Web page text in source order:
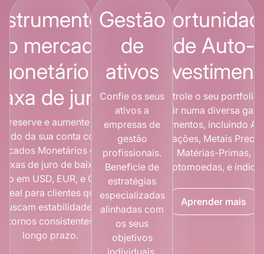
mercado
a
de juro
Preserve e aumente o
da sua conta com
Monetários com
taxas de juro de baixo
em USD, EUR, e GBP.
Ideal para clientes que
buscam estabilidade e
consistentes a
longo prazo.
Gestão
de
ativos
Confie os seus
ativos a
empresas de
gestão
profissionais.
Beneficie de
estratégias
especializadas
alinhadas com
os seus
objetivos
de Auto-
Controle o seu portfolio
investir numa diversa
instrumentos, incluindo
Obrigações, Metais
Matérias-Primas,
Criptomoedas, e
Aprender mais